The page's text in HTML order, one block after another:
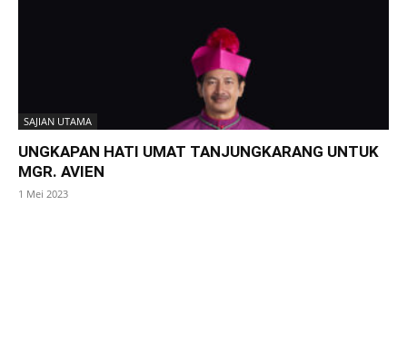
SAJIAN UTAMA
UNGKAPAN HATI UMAT TANJUNGKARANG UNTUK
MGR. AVIEN
1 Mei 2023